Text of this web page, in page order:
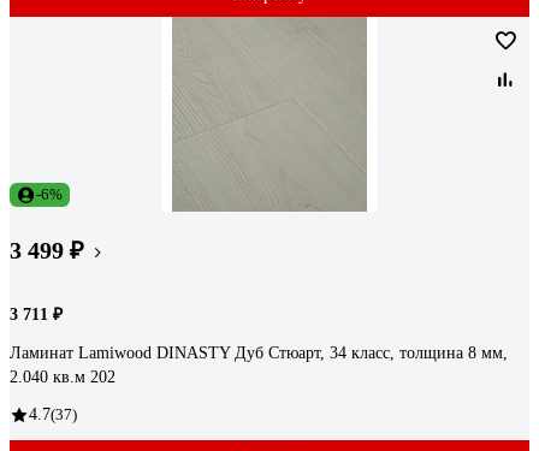
-6%
3 499 ₽
3 711 ₽
Ламинат Lamiwood DINASTY Дуб Стюарт, 34 класс, толщина 8 мм,
2.040 кв.м 202
4.7(37)